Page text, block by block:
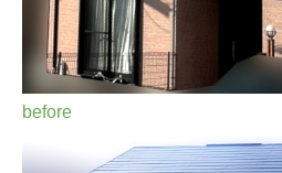
before